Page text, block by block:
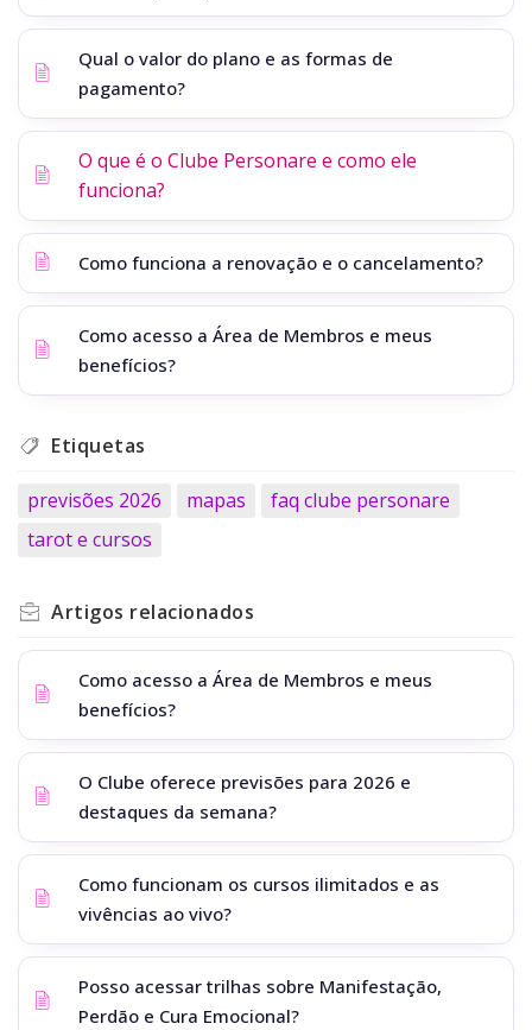
Qual o valor do plano e as formas de
pagamento?
O que é o Clube Personare e como ele
funciona?
Como funciona a renovação e o cancelamento?
Como acesso a Área de Membros e meus
benefícios?
Etiquetas
previsões 2026 mapas
faq clube personare
tarot e cursos
Artigos relacionados
Como acesso a Área de Membros e meus
benefícios?
O Clube oferece previsões para 2026 e
destaques da semana?
Como funcionam os cursos ilimitados e as
vivências ao vivo?
Posso acessar trilhas sobre Manifestação,
Perdão e Cura Emocional?